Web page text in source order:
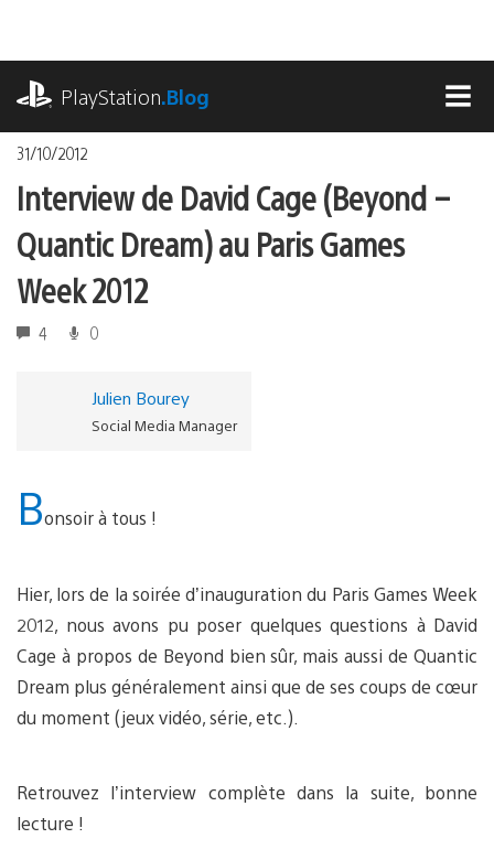
contenu
PlayStation.Blog
31/10/2012
Interview de David Cage (Beyond –
Quantic Dream) au Paris Games
Week 2012
4 0
Julien Bourey
Social Media Manager
Bonsoir à tous !
Hier, lors de la soirée d’inauguration du Paris Games Week
2012, nous avons pu poser quelques questions à David
Cage à propos de Beyond bien sûr, mais aussi de Quantic
Dream plus généralement ainsi que de ses coups de cœur
du moment (jeux vidéo, série, etc.).
Retrouvez l’interview complète dans la suite, bonne
lecture !